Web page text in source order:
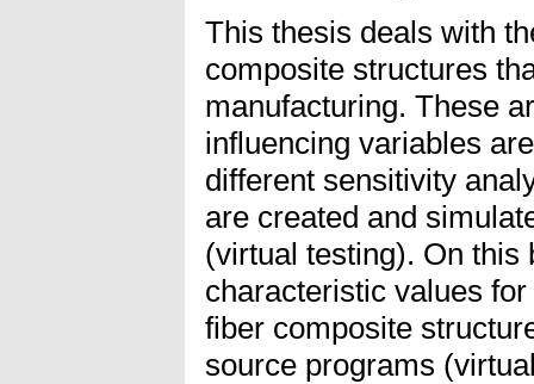
This thesis deals with
composite structures
manufacturing. These
influencing variables
different sensitivity
are created and
(virtual testing). On this
characteristic values
fiber composite
source programs